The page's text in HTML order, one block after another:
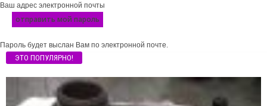
Ваш адрес электронной почты
Пароль будет выслан Вам по электронной почте.
ЭТО ПОПУЛЯРНО!